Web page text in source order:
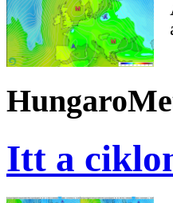
Itt a